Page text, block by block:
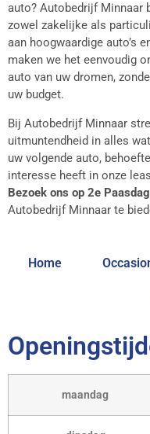
auto? Autobedrijf Minnaar
zowel zakelijke als
aan hoogwaardige auto’s
maken we het eenvoudig
auto van uw dromen,
uw budget.
Bij Autobedrijf Minnaar
uitmuntendheid in alles
uw volgende auto,
interesse heeft in onze
Bezoek ons op 2e Paasdag
Autobedrijf Minnaar te
Home
maandag